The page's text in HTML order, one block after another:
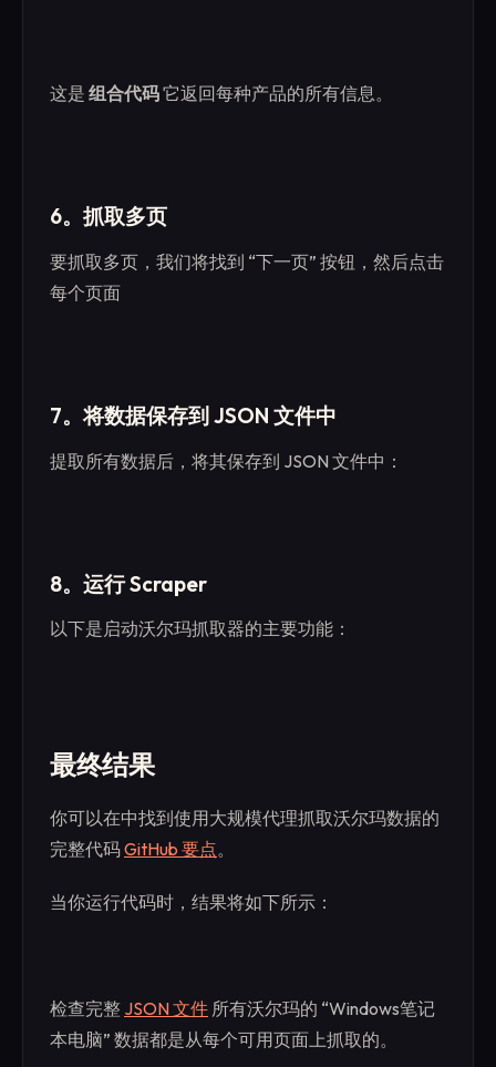
这是 组合代码它返回每种产品的所有信息。
6。抓取多页
要抓取多页，我们将找到 “下一页” 按钮，然后点击
每个页面
7。将数据保存到 JSON 文件中
提取所有数据后，将其保存到 JSON 文件中：
8。运行 Scraper
以下是启动沃尔玛抓取器的主要功能：
最终结果
你可以在中找到使用大规模代理抓取沃尔玛数据的
完整代码GitHub 要点。
当你运行代码时，结果将如下所示：
检查完整 JSON 文件 所有沃尔玛的 “Windows笔记
本电脑” 数据都是从每个可用页面上抓取的。